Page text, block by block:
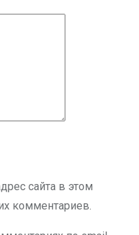
сайта в этом
комментариев.